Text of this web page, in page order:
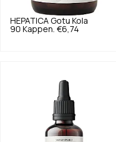
HEPATICA Gotu Kola
90 Kappen. €6,74